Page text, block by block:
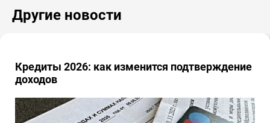
Другие новости
Кредиты 2026: как изменится подтверждение
доходов